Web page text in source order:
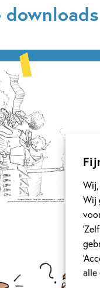
Wij
alle
downloads